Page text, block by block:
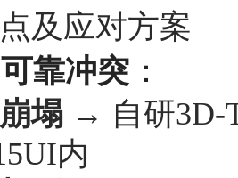
及应对方案
靠冲突 ：
塌 → 自研3D-
内